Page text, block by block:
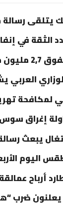
يتلقى
الثقة في
الجالية
لمكافحة
إغراق سوس
يبعث
اليوم
أرباح
يعلنون ضرب